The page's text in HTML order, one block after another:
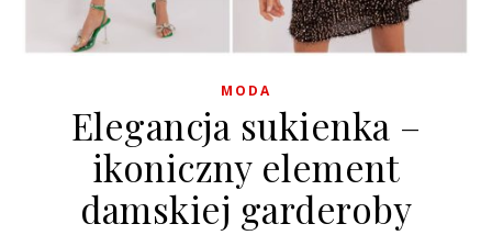
MODA
Elegancja sukienka –
ikoniczny element
damskiej garderoby